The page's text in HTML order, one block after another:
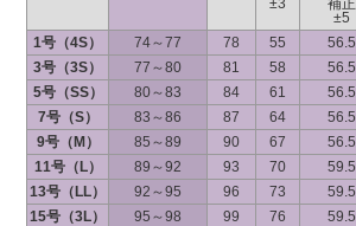
±3
補正
±5
1号（4S） 74～77 78 55 56.5
3号（3S）
77～80 81 58 56.5
5号（SS）
80～83 84 61 56.5
7号（S）
83～86 87 64 56.5
9号（M）
85～89 90 67 56.5
11号（L）
89～92 93 70 59.5
13号（LL）
92～95 96 73 59.5
15号（3L）
95～98 99 76 59.5